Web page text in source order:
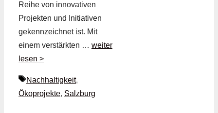
Reihe von innovativen
Projekten und Initiativen
gekennzeichnet ist. Mit
einem verstärkten … weiter
lesen >
Schlagwörter
Nachhaltigkeit,
Ökoprojekte, Salzburg